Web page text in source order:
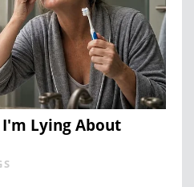
Lying About